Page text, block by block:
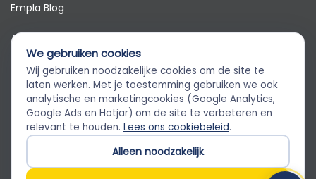
Empla Blog
Algemene voorwaarden
AVG
Privacybeleid
Cookiebeleid
Cookievoorkeuren
Empla Assistent
Altijd beschikbaar, stel een vraag
We gebruiken cookies
Wij gebruiken noodzakelijke cookies om de site te
laten werken. Met je toestemming gebruiken we ook
analytische en marketingcookies (Google Analytics,
Google Ads en Hotjar) om de site te verbeteren en
relevant te houden. Lees ons cookiebeleid.
Alleen noodzakelijk